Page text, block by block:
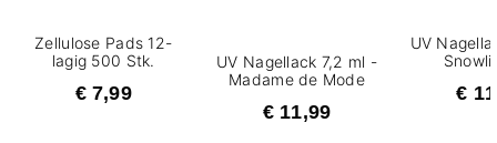
Zellulose Pads 12-
lagig 500 Stk.
€ 7,99
UV Nagellack 7,2 ml -
Madame de Mode
€ 11,99
UV
€